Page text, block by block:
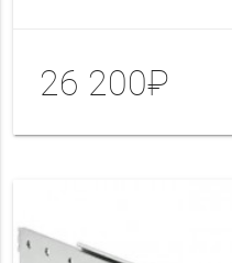
26 200₽